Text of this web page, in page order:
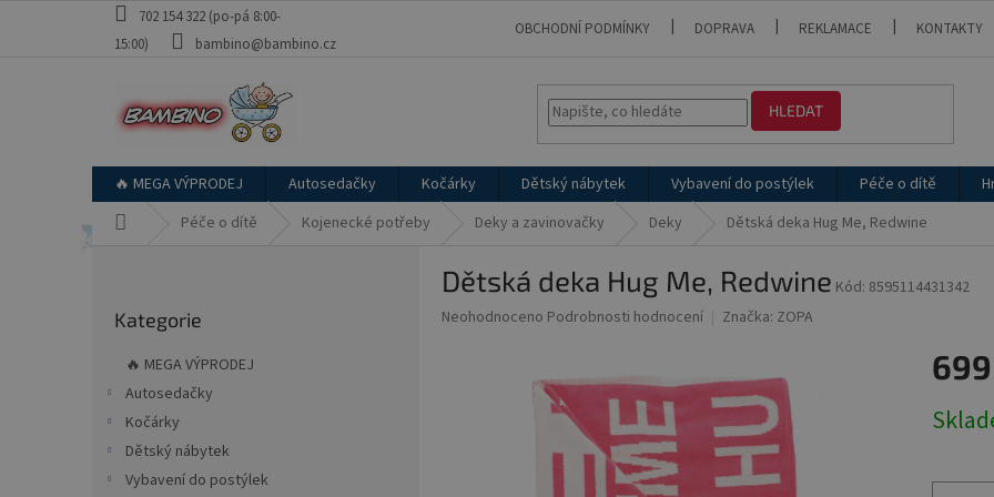
702 154 322 (po-pá 8:00-
15:00)
bambino@bambino.cz
OBCHODNÍ PODMÍNKY DOPRAVA REKLAMACE KONTAKTY
HLEDAT
🔥 MEGA VÝPRODEJ Autosedačky Kočárky Dětský nábytek Vybavení do postýlek Péče o dítě
Péče o dítě Kojenecké potřeby Deky a zavinovačky Deky Dětská deka Hug Me, Redwine
kategorie
Kategorie
🔥 MEGA VÝPRODEJ
Autosedačky
Kočárky
Dětský nábytek
Vybavení do postýlek
Dětská deka Hug Me, Redwine Kód: 8595114431342
Průměrné
Neohodnoceno Podrobnosti hodnocení Značka: ZOPA
cena: